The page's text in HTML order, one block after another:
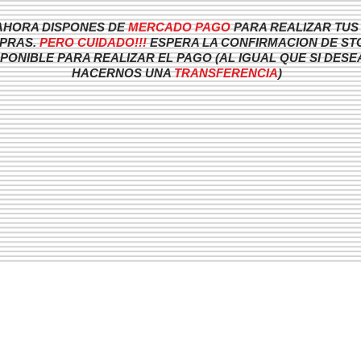
DISPONES DEMERCADO PAGOPARA REALIZAR TUS
PERO CUIDADO!!!ESPERA LA CONFIRMACION DE
PARA REALIZAR EL PAGO (AL IGUAL QUE SI
HACERNOS UNATRANSFERENCIA)
MAYORISTAS TIENDA